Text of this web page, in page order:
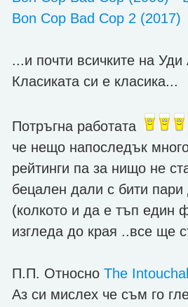
Bon Cop Bad Cop 2 (2017)
...и почти всичките на
Класиката си е класика...
Потръгна работата
че нещо напоследък
рейтинги па за нищо не
бецален дали с бити
(колкото и да е тъп един
изгледа до края ..все ще
П.П. ОтносноThe
Аз си мислех че съм го